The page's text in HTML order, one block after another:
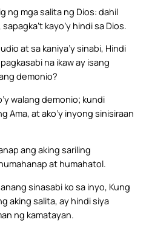
ng mga salita ng Dios: dahil
kayo’y hindi sa Dios.
at sa kaniya’y sinabi, Hindi
na ikaw ay isang
demonio?
walang demonio; kundi
Ama, at ako’y inyong sinisiraan
ang aking sariling
at humahatol.
sinasabi ko sa inyo, Kung
aking salita, ay hindi siya
ng kamatayan.